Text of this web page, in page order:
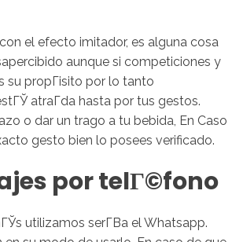
el efecto imitador, es alguna cosa
aunque si competiciones y
su propГіsito por lo tanto
atraГ­da hasta por tus gestos.
o dar un trago a tu bebida, En Caso
gesto bien lo posees verificado.
por telГ©fono
utilizamos serГ­В­a el Whatsapp.